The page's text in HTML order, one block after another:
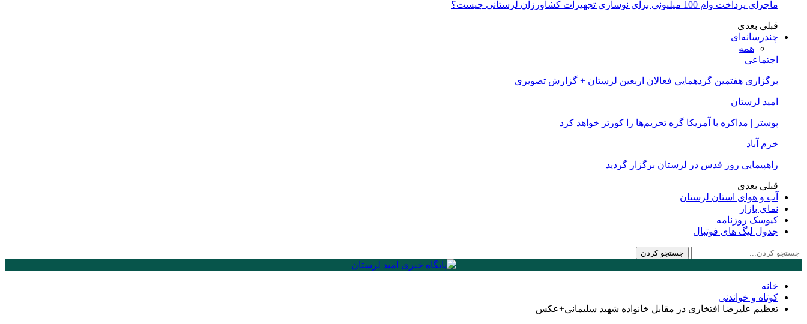
ماجرای پرداخت وام 100 میلیونی برای نوسازی تجهیزات کشاورزان لرستانی چیست؟
قبلی بعدی
چندرسانه‌ای
همه
اجتماعی
برگزاری هفتمین گردهمایی فعالان اربعین لرستان + گزارش تصویری
امید لرستان
پوستر | مذاکره با آمریکا گره تحریم‌ها را کورتر خواهد کرد
خرم آباد
راهپیمایی روز قدس در لرستان برگزار گردید
قبلی بعدی
آب و هوای استان لرستان
نمای بازار
کیوسک روزنامه
جدول لیگ های فوتبال
خانه
کوتاه و خواندنی
تعظیم ‎علیرضا افتخاری در مقابل خانواده ‎شهید سلیمانی+عکس